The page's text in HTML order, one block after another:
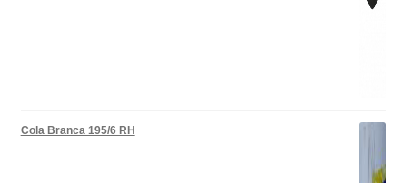
Cola Branca 195/6 RH